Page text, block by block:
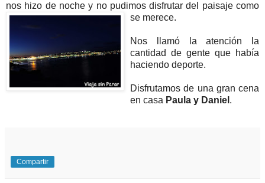
nos hizo de noche y no pudimos disfrutar del paisaje como
se merece.
Nos llamó la atención la
cantidad de gente que había
haciendo deporte.
Disfrutamos de una gran cena
en casa Paula y Daniel .
Compartir